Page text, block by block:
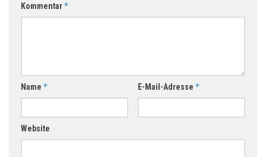
Kommentar*
Name * E-Mail-Adresse *
Website